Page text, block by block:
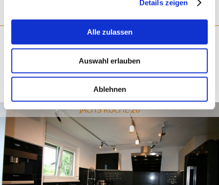
Details zeigen
Alle zulassen
Auswahl erlauben
Ablehnen
WEITERE "SCHLICHT/UNI" PROJEKTE
JACHS KÜCHE 20